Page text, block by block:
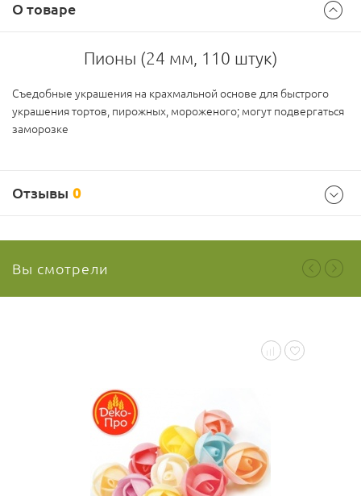
О товаре
Пионы (24 мм, 110 штук)
Съедобные украшения на крахмальной основе для быстрого
украшения тортов, пирожных, мороженого; могут подвергаться
заморозке
Отзывы 0
Ваш отзыв
Вы смотрели